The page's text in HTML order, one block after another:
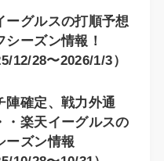
ーグルスの打順予想
シーズン情報！
12/28〜2026/1/3）
陣確定、戦力外通
・楽天イーグルスの
ーズン情報